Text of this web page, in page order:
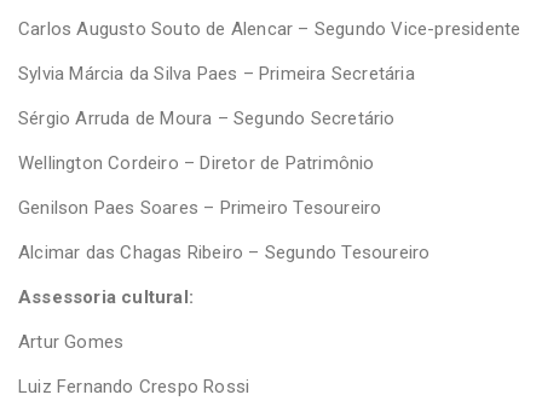
Carlos Augusto Souto de Alencar – Segundo Vice-presidente
Sylvia Márcia da Silva Paes – Primeira Secretária
Sérgio Arruda de Moura – Segundo Secretário
Wellington Cordeiro – Diretor de Patrimônio
Genilson Paes Soares – Primeiro Tesoureiro
Alcimar das Chagas Ribeiro – Segundo Tesoureiro
Assessoria cultural:
Artur Gomes
Luiz Fernando Crespo Rossi